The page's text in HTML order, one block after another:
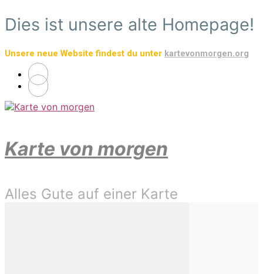
Zum
Hauptinhalt
Dies ist unsere alte Homepage!
Unsere neue Website findest du unter kartevonmorgen.org
Karte von morgen
Alles Gute auf einer Karte